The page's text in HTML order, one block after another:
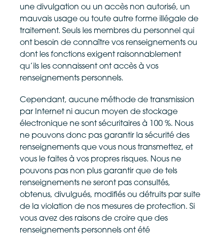
une divulgation ou un accès non autorisé, un
mauvais usage ou toute autre forme illégale de
traitement. Seuls les membres du personnel qui
ont besoin de connaître vos renseignements ou
dont les fonctions exigent raisonnablement
qu’ils les connaissent ont accès à vos
renseignements personnels.
Cependant, aucune méthode de transmission
par Internet ni aucun moyen de stockage
électronique ne sont sécuritaires à 100 %. Nous
ne pouvons donc pas garantir la sécurité des
renseignements que vous nous transmettez, et
vous le faites à vos propres risques. Nous ne
pouvons pas non plus garantir que de tels
renseignements ne seront pas consultés,
obtenus, divulgués, modifiés ou détruits par suite
de la violation de nos mesures de protection. Si
vous avez des raisons de croire que des
renseignements personnels ont été